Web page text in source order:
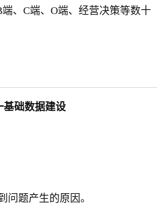
、C端、O端、经营决策等数十
基础数据建设
问题产生的原因。